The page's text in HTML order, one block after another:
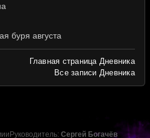
буря августа
Главная страница Дневника
Все записи Дневника
Руководитель: Сергей Богачёв